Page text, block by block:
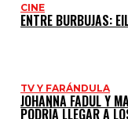
CINE
ENTRE BURBUJAS:
TV Y FARÁNDULA
JOHANNA FADUL Y
PODRÍA LLEGAR A